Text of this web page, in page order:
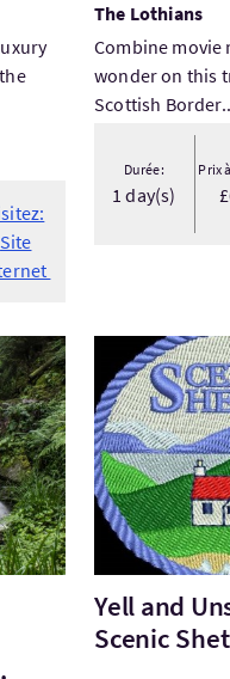
Site
The Lothians
Combine movie
wonder on this
Scottish
Durée:
1 day(s)
Prix
Forest Trail, Loch
Visitez:Yell
Yell and
Scenic